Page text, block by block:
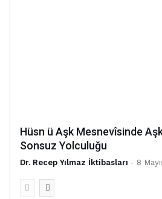
Hüsn ü Aşk Mesnevîsinde
Sonsuz Yolculuğu
Dr. Recep Yılmaz İktibasları - 8